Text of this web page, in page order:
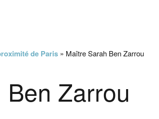
de Paris » Maître Sarah Ben Zarrou
Zarrou